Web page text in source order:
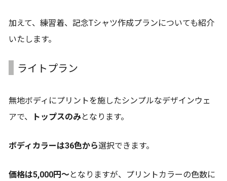
加えて、練習着、記念Tシャツ作成プランについても紹介
いたします。
ライトプラン
無地ボディにプリントを施したシンプルなデザインウェ
アで、
トップスのみとなります。
ボディカラーは36色から選択できます。
価格は5,000円～となりますが、プリントカラーの色数に